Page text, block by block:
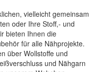
vielleicht gemeinsam
oder Ihre Stoff,- und
bieten Ihnen die
für alle Nähprojekte.
über Wollstoffe und
und Nähgarn